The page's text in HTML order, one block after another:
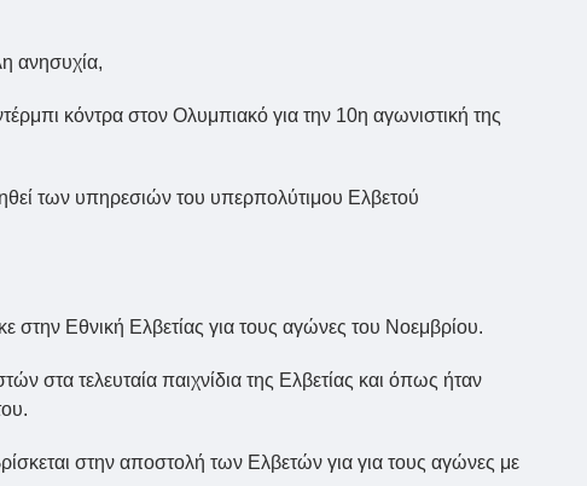
ανησυχία,
κόντρα στον Ολυμπιακό για την 10η αγωνιστική της
των υπηρεσιών του υπερπολύτιμου Ελβετού
Εθνική Ελβετίας για τους αγώνες του Νοεμβρίου.
στα τελευταία παιχνίδια της Ελβετίας και όπως ήταν
στην αποστολή των Ελβετών για για τους αγώνες με